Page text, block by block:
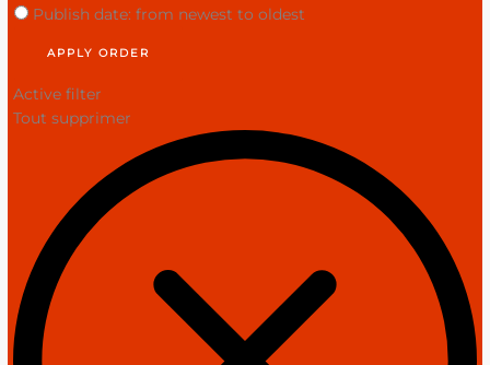
Publish date: from newest to oldest
APPLY ORDER
Active filter
Tout supprimer